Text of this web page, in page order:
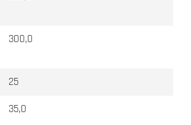
300,0
25
35,0